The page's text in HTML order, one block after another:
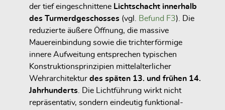
der tief eingeschnittene Lichtschacht innerhalb
des Turmerdgeschosses (vgl. Befund F3). Die
reduzierte äußere Öffnung, die massive
Mauereinbindung sowie die trichterförmige
innere Aufweitung entsprechen typischen
Konstruktionsprinzipien mittelalterlicher
Wehrarchitektur des späten 13. und frühen 14.
Jahrhunderts . Die Lichtführung wirkt nicht
repräsentativ, sondern eindeutig funktional-